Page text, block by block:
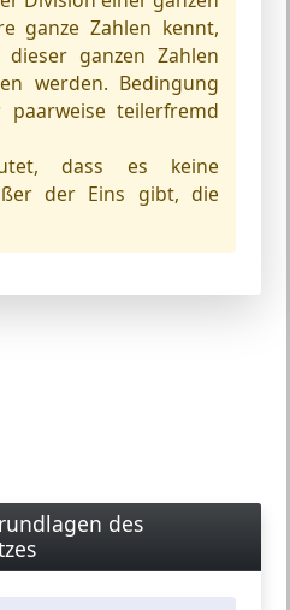
ganze Zahlen kennt,
ganzen Zahlen
werden. Bedingung
teilerfremd
dass es keine
der Eins gibt, die
des